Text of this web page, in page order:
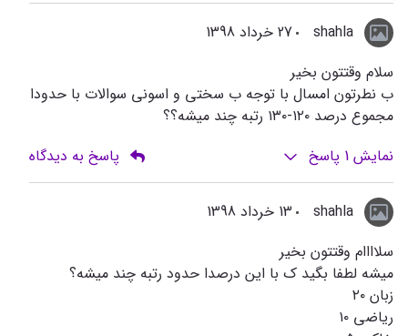
shahla
27 خرداد 1398
سلام وقتتون بخير
ب نطرتون امسال با توجه ب سختي و اسوني سوالات با حدودا
مجموع درصد ١٢٠-١٣٠ رتبه چند ميشه؟؟
نمایش 1 پاسخ پاسخ به دیدگاه
shahla
13 خرداد 1398
سلاااام وقتتون بخير
ميشه لطفا بگيد ك با اين درصدا حدود رتبه چند ميشه؟
زبان ٢٠
رياضي ١٠